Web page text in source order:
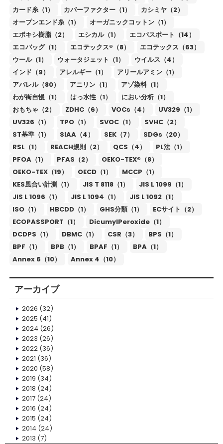
カード糸（1）
カバーファクター（1）
カシミヤ（2）
オープンエンド糸（1）
オーガニックコットン（1）
エポキシ樹脂（2）
エシカル（1）
エコパスポート（14）
エコバッグ（1）
エコテックス®（8）
エコテックス（63）
ウール（1）
ウォータジェット（1）
ウイルス（4）
インド（9）
アレルギー（1）
アリールアミン（1）
アパレル（80）
アニリン（1）
アゾ染料（1）
わが街自慢（1）
はっ水性（1）
におい分析（1）
おもちゃ（2）
ZDHC（6） VOCs（4）
UV329（1）
UV326（1）
TPO（1） SVOC（1）
SVHC（2）
ST基準（1）
SIAA（4） SEK（7）
SDGs（20）
RSL（1）
REACH規則（2） QCS（4）
PL法（1）
PFOA（1）
PFAS（2）
OEKO-TEX®（8）
OEKO-TEX（19）
OECD（1）
MCCP（1）
KES風合い計測（1）
JIS T 8118（1）
JIS L 1099（1）
JIS L 1096（1）
JIS L 1094（1）
JIS L 1092（1）
ISO（1）
HBCDD（1） GHS分類（1）
ECサイト（2）
ECOPASSPORT（1）
DicumylPeroxide（1）
DCDPS（1）
DBMC（1） CSR（3）
BPS（1）
BPF（1）
BPB（1） BPAF（1）
BPA（1）
Annex 6（10）
Annex 4（10）
アーカイブ
2026 (32)
2025 (41)
2024 (26)
2023 (26)
2022(36)
2021 (36)
2020 (58)
2019 (34)
2018 (24)
2017(24)
2016 (24)
2015 (24)
2014 (24)
2013 (7)